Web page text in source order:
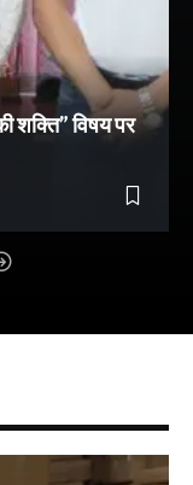
शक्ति” विषय पर